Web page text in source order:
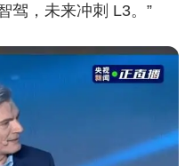
驾，未来冲刺 L3。”